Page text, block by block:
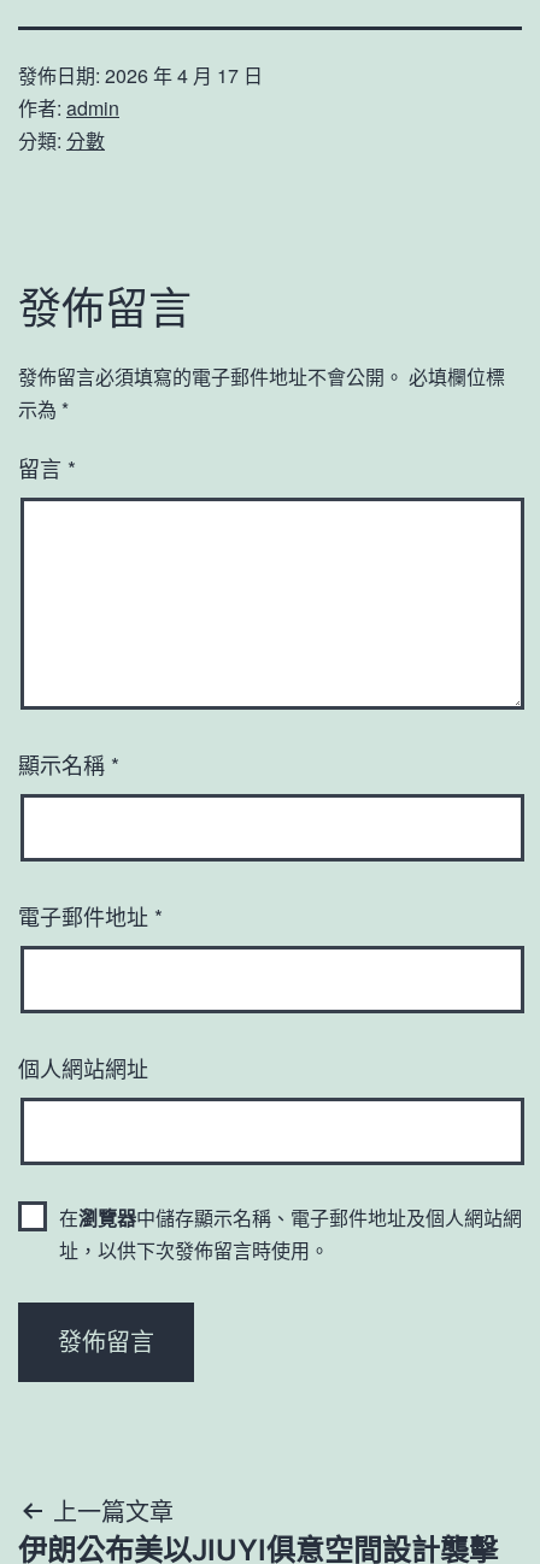
發佈日期: 2026 年 4 月 17 日
作者: admin
分類: 分數
發佈留言
發佈留言必須填寫的電子郵件地址不會公開。 必填欄位標
示為 *
留言 *
顯示名稱 *
電子郵件地址 *
個人網站網址
在瀏覽器中儲存顯示名稱、電子郵件地址及個人網站網
址，以供下次發佈留言時使用。
文上一篇文章
伊朗公布美以JIUYI俱意空間設計襲擊